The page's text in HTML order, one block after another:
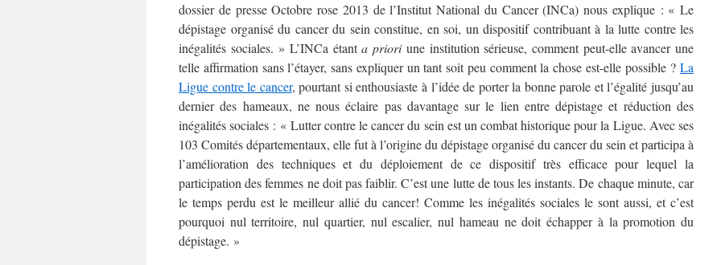
dossier de presse Octobre rose 2013 de l’Institut National du Cancer (INCa) nous explique : « Le
dépistage organisé du cancer du sein constitue, en soi, un dispositif contribuant à la lutte contre les
inégalités sociales. » L’INCa étanta prioriune institution sérieuse, comment peut-elle avancer une
telle affirmation sans l’étayer, sans expliquer un tant soit peu comment la chose est-elle possible ? La
Ligue contre le cancer, pourtant si enthousiaste à l’idée de porter la bonne parole et l’égalité jusqu’au
dernier des hameaux, ne nous éclaire pas davantage sur le lien entre dépistage et réduction des
inégalités sociales : « Lutter contre le cancer du sein est un combat historique pour la Ligue. Avec ses
103 Comités départementaux, elle fut à l’origine du dépistage organisé du cancer du sein et participa à
l’amélioration des techniques et du déploiement de ce dispositif très efficace pour lequel la
participation des femmes ne doit pas faiblir. C’est une lutte de tous les instants. De chaque minute, car
le temps perdu est le meilleur allié du cancer! Comme les inégalités sociales le sont aussi, et c’est
pourquoi nul territoire, nul quartier, nul escalier, nul hameau ne doit échapper à la promotion du
dépistage. »